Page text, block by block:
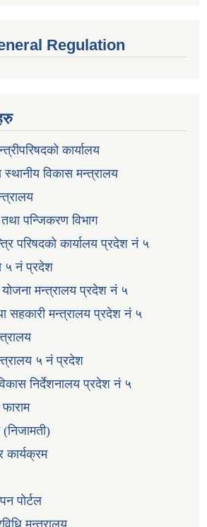
Regulation
कार्यालय
विकास मन्त्रालय
तथा पन्जिकरण विभाग
परिषदको कार्यालय प्रदेश नं ५
५ नं प्रदेश
योजना मन्त्रालय प्रदेश नं ५
सहकारी मन्त्रालय प्रदेश नं ५
५ नं प्रदेश
निर्देशनालय प्रदेश नं ५
(निजामती)
कार्यक्रम
पोर्टल